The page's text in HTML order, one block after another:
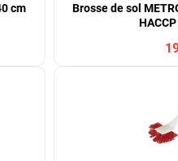
cm
Brosse de sol